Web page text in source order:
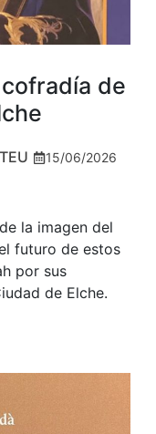
de
15/06/2026
la imagen del
futuro de estos
por sus
de Elche.